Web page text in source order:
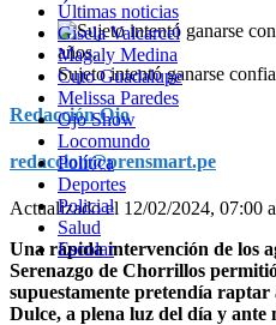
Últimas noticias
Gisela Valcarcel
Magaly Medina
Cuto Guadalupe
Melissa Paredes
Ojo Show
Locomundo
Política
Deportes
Policial
Salud
Escolar
Sujeto intentó ganarse
Redacción Ojo
redaccion@prensmart.pe
Actualizado el 12/02/2024, 07:00
Una rápida intervención de los
Serenazgo de Chorrillos
supuestamente pretendía
Dulce, a plena luz del día y ante